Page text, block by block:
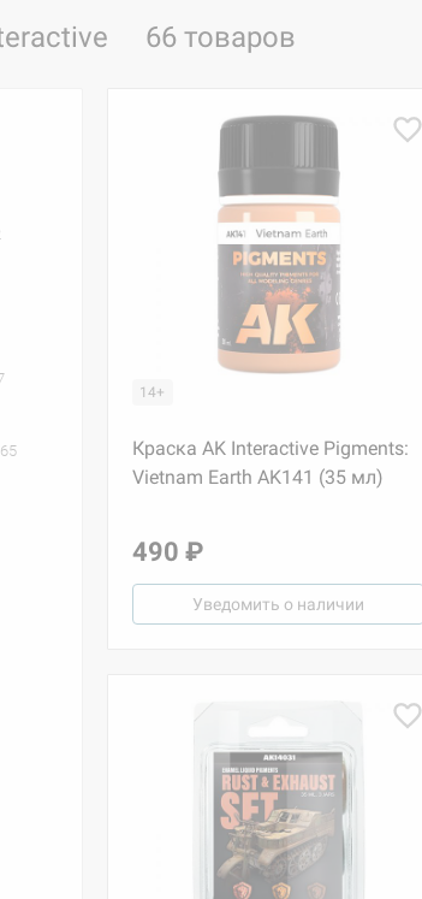
66 товаров
14+
Краска AK Interactive Pigments:
Vietnam Earth AK141 (35 мл)
490 ₽
Уведомить о наличии